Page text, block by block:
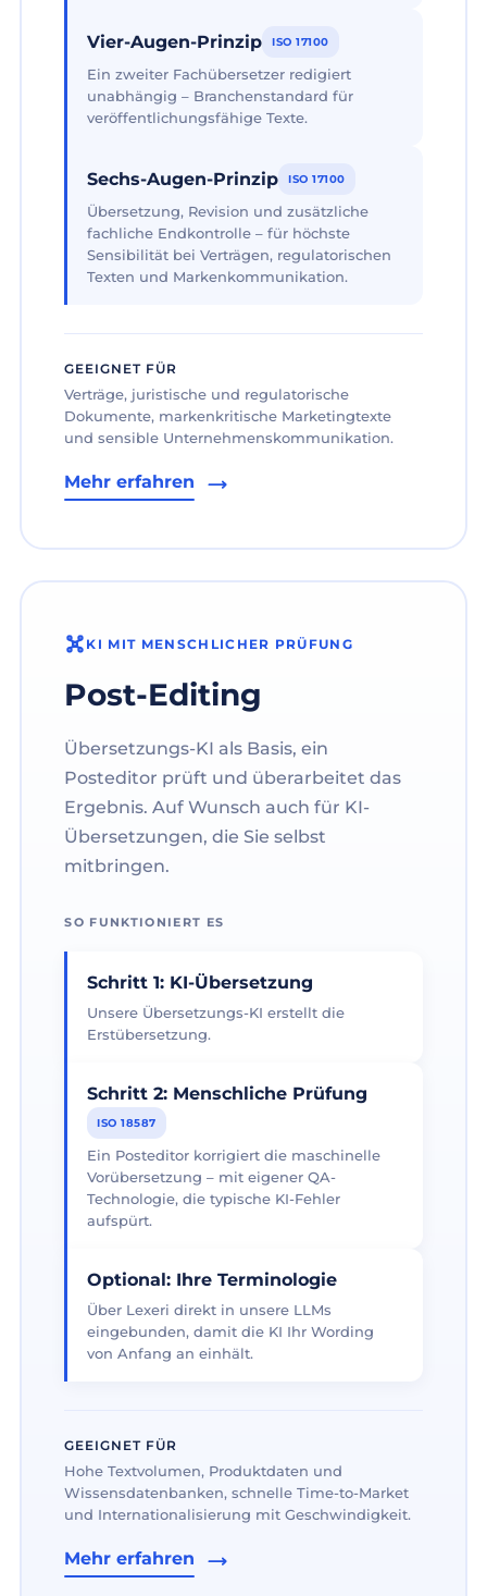
Vier-Augen-Prinzip ISO 17100
Ein zweiter Fachübersetzer redigiert
unabhängig – Branchenstandard für
veröffentlichungsfähige Texte.
Sechs-Augen-Prinzip ISO 17100
Übersetzung, Revision und zusätzliche
fachliche Endkontrolle – für höchste
Sensibilität bei Verträgen, regulatorischen
Texten und Markenkommunikation.
GEEIGNET FÜR
Verträge, juristische und regulatorische
Dokumente, markenkritische Marketingtexte
und sensible Unternehmenskommunikation.
Mehr erfahren
KI MIT MENSCHLICHER PRÜFUNG
Post-Editing
Übersetzungs-KI als Basis, ein
Posteditor prüft und überarbeitet das
Ergebnis. Auf Wunsch auch für KI-
Übersetzungen, die Sie selbst
mitbringen.
SO FUNKTIONIERT ES
Schritt 1: KI-Übersetzung
Unsere Übersetzungs-KI erstellt die
Erstübersetzung.
Schritt 2: Menschliche Prüfung
ISO 18587
Ein Posteditor korrigiert die maschinelle
Vorübersetzung – mit eigener QA-
Technologie, die typische KI-Fehler
aufspürt.
Optional: Ihre Terminologie
Über Lexeri direkt in unsere LLMs
eingebunden, damit die KI Ihr Wording
von Anfang an einhält.
GEEIGNET FÜR
Hohe Textvolumen, Produktdaten und
Wissensdatenbanken, schnelle Time-to-Market
und Internationalisierung mit Geschwindigkeit.
Mehr erfahren